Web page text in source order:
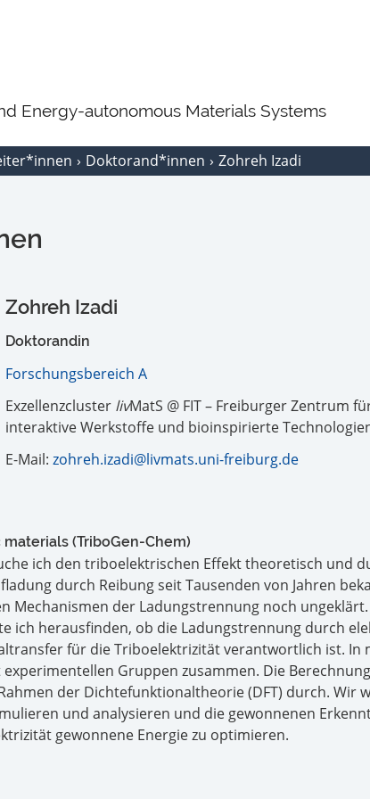
Energy-autonomous Materials Systems
Doktorand*innen Zohreh Izadi
Zohreh Izadi
Doktorandin
Forschungsbereich A
Exzellenzcluster livMatS @ FIT – Freiburger Zentrum
interaktive Werkstoffe und bioinspirierte
E-Mail:zohreh.izadi@livmats.uni-freiburg.de
(TriboGen-Chem)
ich den triboelektrischen Effekt theoretisch und
durch Reibung seit Tausenden von Jahren
Mechanismen der Ladungstrennung noch ungeklärt.
ich herausfinden, ob die Ladungstrennung durch
für die Triboelektrizität verantwortlich ist. In
Gruppen zusammen. Die
der Dichtefunktionaltheorie (DFT) durch. Wir
und analysieren und die gewonnenen
gewonnene Energie zu optimieren.